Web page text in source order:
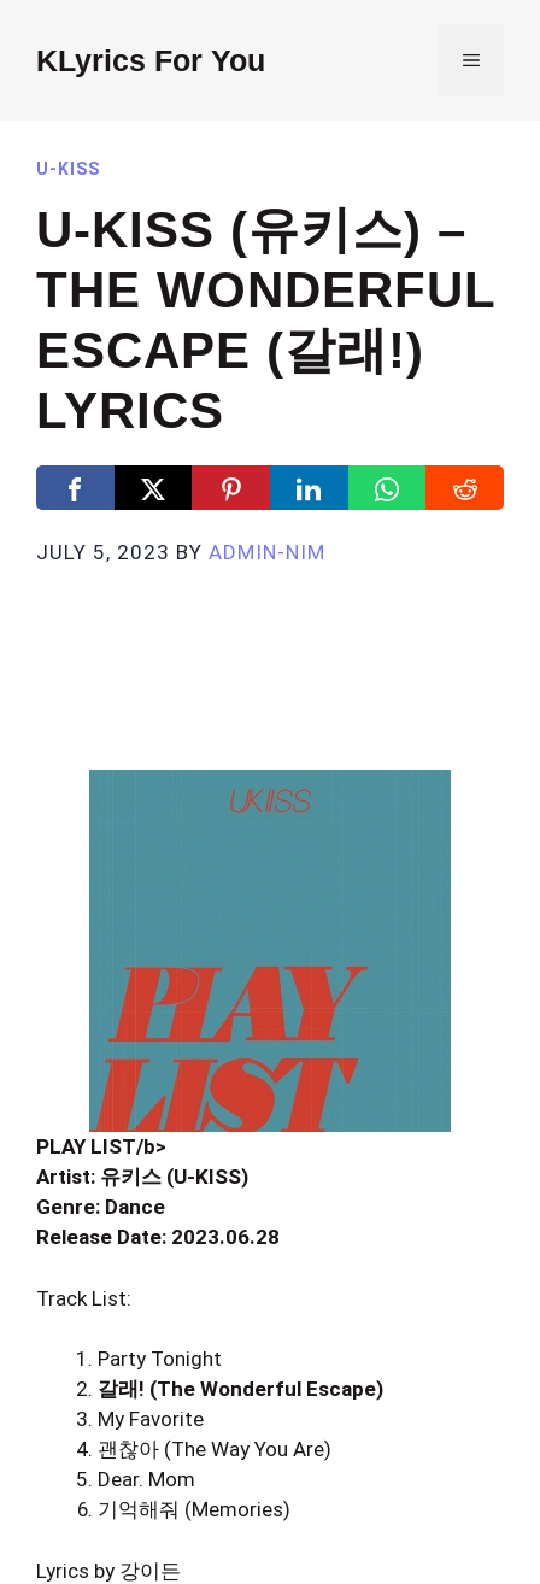
contentKLyrics For You MENU
U-KISS
U-KISS (유키스) –
THE WONDERFUL
ESCAPE (갈래!)
LYRICS
JULY 5, 2023 BY ADMIN-NIM
PLAY LIST/b>
Artist: 유키스 (U-KISS)
Genre: Dance
Release Date: 2023.06.28
Track List:
Party Tonight
갈래! (The Wonderful Escape)
My Favorite
괜찮아 (The Way You Are)
Dear. Mom
기억해줘 (Memories)
Lyrics by 강이든